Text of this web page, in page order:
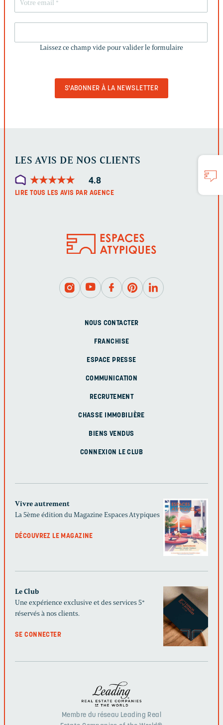
CHAMP
Laissez ce champ vide pour valider le formulaire
LES AVIS DE NOS CLIENTS
★★★★★
★★★★★ 4.8
LIRE TOUS LES AVIS PAR AGENCE
NOUS CONTACTER
FRANCHISE
ESPACE PRESSE
COMMUNICATION
RECRUTEMENT
CHASSE IMMOBILIÈRE
BIENS VENDUS
CONNEXION LE CLUB
Vivre autrement
La 5ème édition du Magazine Espaces Atypiques
DÉCOUVREZ LE MAGAZINE
Le Club
Une expérience exclusive et des services 5*
réservés à nos clients.
SE CONNECTER
Membre du réseau Leading Real